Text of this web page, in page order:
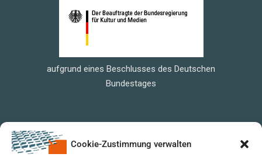
Cookie-Zustimmung verwalten
aufgrund eines Beschlusses des Deutschen
Bundestages